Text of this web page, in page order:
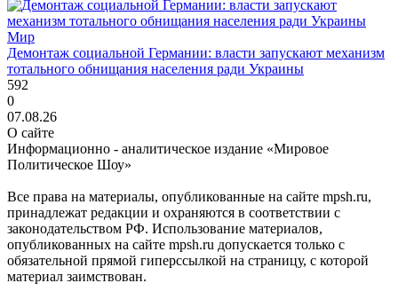
Мир
Демонтаж социальной Германии: власти запускают механизм
тотального обнищания населения ради Украины
592
0
07.08.26
О сайте
Информационно - аналитическое издание «Мировое
Политическое Шоу»
Все права на материалы, опубликованные на сайте mpsh.ru,
принадлежат редакции и охраняются в соответствии с
законодательством РФ. Использование материалов,
опубликованных на сайте mpsh.ru допускается только с
обязательной прямой гиперссылкой на страницу, с которой
материал заимствован.